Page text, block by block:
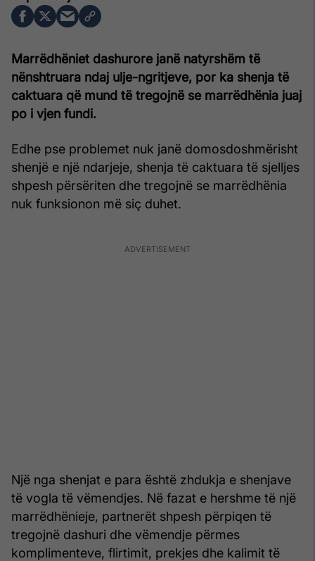
Marrëdhëniet dashurore janë natyrshëm të
nënshtruara ndaj ulje-ngritjeve, por ka shenja të
caktuara që mund të tregojnë se marrëdhënia juaj
po i vjen fundi.
Edhe pse problemet nuk janë domosdoshmërisht
shenjë e një ndarjeje, shenja të caktuara të sjelljes
shpesh përsëriten dhe tregojnë se marrëdhënia
nuk funksionon më siç duhet.
Një nga shenjat e para është zhdukja e shenjave
të vogla të vëmendjes. Në fazat e hershme të një
marrëdhënieje, partnerët shpesh përpiqen të
tregojnë dashuri dhe vëmendje përmes
komplimenteve, flirtimit, prekjes dhe kalimit të